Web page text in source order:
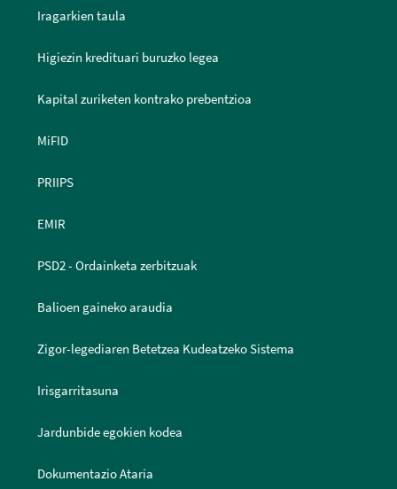
Iragarkien taula
Higiezin kredituari buruzko legea
Kapital zuriketen kontrako prebentzioa
MiFID
PRIIPS
EMIR
PSD2 - Ordainketa zerbitzuak
Balioen gaineko araudia
Zigor-legediaren Betetzea Kudeatzeko Sistema
Irisgarritasuna
Jardunbide egokien kodea
Dokumentazio Ataria